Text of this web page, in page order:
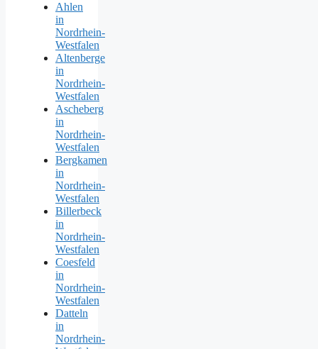
Ahlen
in
Nordrhein-
Westfalen
Altenberge
in
Nordrhein-
Westfalen
Ascheberg
in
Nordrhein-
Westfalen
Bergkamen
in
Nordrhein-
Westfalen
Billerbeck
in
Nordrhein-
Westfalen
Coesfeld
in
Nordrhein-
Westfalen
Datteln
in
Nordrhein-